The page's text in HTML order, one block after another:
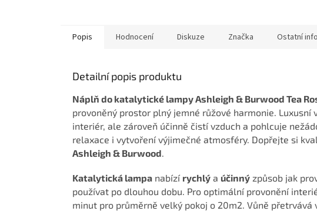
Popis Hodnocení Diskuze Značka Ostatní
Detailní popis produktu
Náplň do katalytické lampy Ashleigh & Burwood Tea
provoněný prostor plný jemné růžové harmonie. Luxusní
interiér, ale zároveň účinně čistí vzduch a pohlcuje
relaxace i vytvoření výjimečné atmosféry. Dopřejte si
Ashleigh & Burwood
Katalytická lampa nabízí rychlý a účinný způsob jak
používat po dlouhou dobu. Pro optimální provonění
minut pro průměrně velký pokoj o 20m2. Vůně